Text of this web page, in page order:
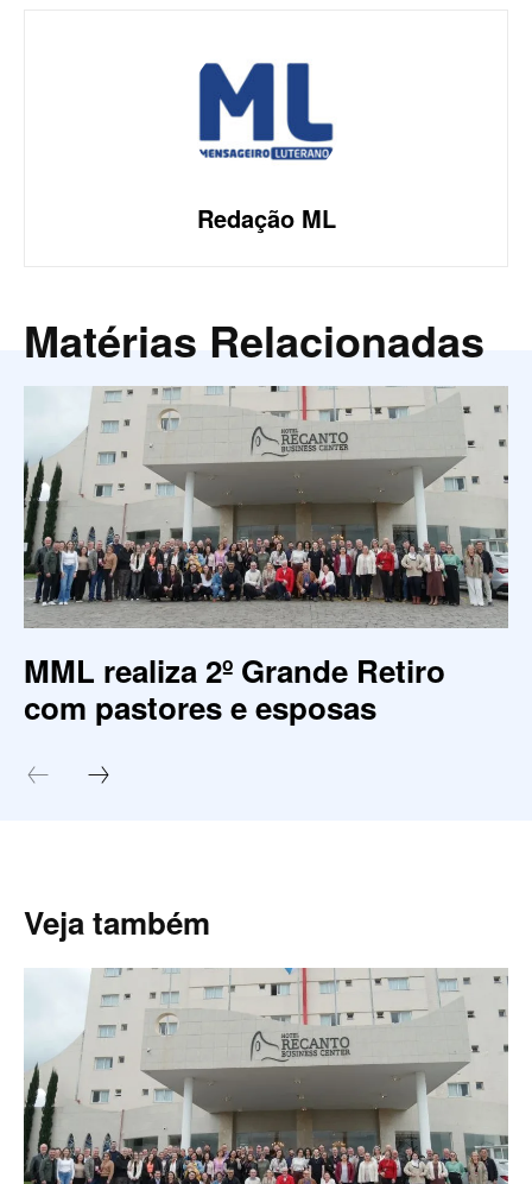
Redação ML
Matérias Relacionadas
MML realiza 2º Grande Retiro
com pastores e esposas
Veja também